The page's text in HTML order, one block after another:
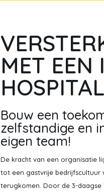
MET EEN
Bouw een
zelfstandige en
eigen team!
De kracht van een organisatie
tot een gastvrije bedrijfscultuur
terugkomen. Door de 3-daagse